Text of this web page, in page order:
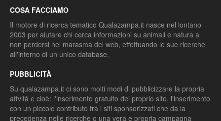
COSA FACCIAMO
Il motore di ricerca tematico Qualazampa.it nasce nel lontano
2003 per aiutare chi cerca informazioni su animali e natura a
non perdersi nel marasma del web, effettuando le sue ricerche
all'interno di un unico database.
PUBBLICITÀ
Su qualazampa.it ci sono molti modi di pubblicizzare la propria
attvità e cioè: l'inserimento gratuito del proprio sito, l'inserimento
con un piccolo contributo tra i siti sponsorizzati che da la
precedenza nelle ricerche o una vera e propria campagna